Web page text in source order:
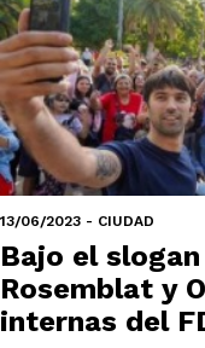
13/06/2023 - CIUDAD
Bajo el slogan
Rosemblat y
internas del